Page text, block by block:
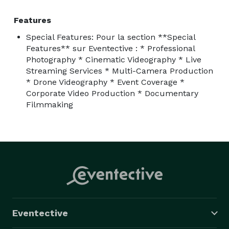
Features
Special Features: Pour la section **Special
Features** sur Eventective : * Professional
Photography * Cinematic Videography * Live
Streaming Services * Multi-Camera Production
* Drone Videography * Event Coverage *
Corporate Video Production * Documentary
Filmmaking
Eventective